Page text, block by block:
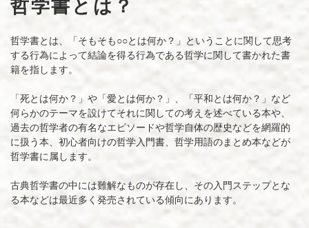
版
（原
稿
募
集）
哲学書とは？
哲学書とは、「そもそも○○とは何か？」ということに関して思考
する行為によって結論を得る行為である哲学に関して書かれた書
籍を指します。
「死とは何か？」や「愛とは何か？」、「平和とは何か？」など
何らかのテーマを設けてそれに関しての考えを述べている本や、
過去の哲学者の有名なエピソードや哲学自体の歴史などを網羅的
に扱う本、初心者向けの哲学入門書、哲学用語のまとめ本などが
哲学書に属します。
古典哲学書の中には難解なものが存在し、その入門ステップとな
る本などは最近多く発売されている傾向にあります。